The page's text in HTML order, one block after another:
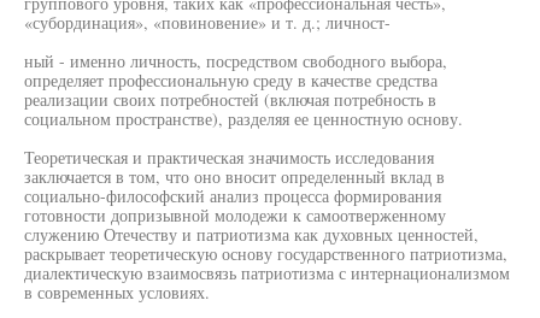
«субординация», «повиновение» и т. д.; личност-
ный - именно личность, посредством свободного выбора,
определяет профессиональную среду в качестве средства
реализации своих потребностей (включая потребность в
социальном пространстве), разделяя ее ценностную основу.
Теоретическая и практическая значимость исследования
заключается в том, что оно вносит определенный вклад в
социально-философский анализ процесса формирования
готовности допризывной молодежи к самоотверженному
служению Отечеству и патриотизма как духовных ценностей,
раскрывает теоретическую основу государственного патриотизма,
диалектическую взаимосвязь патриотизма с интернационализмом
в современных условиях.